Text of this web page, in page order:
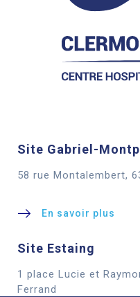
Site Gabriel-
58 rue Montalembert,
En savoir plus
Site Estaing
1 place Lucie et
Ferrand